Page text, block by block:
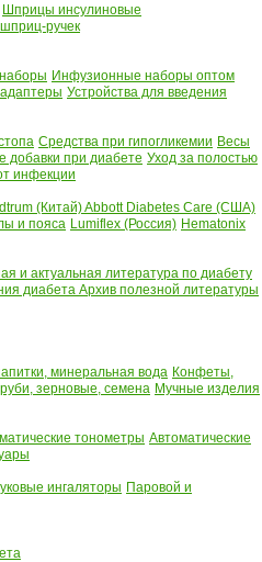
Шприцы инсулиновые
ручек
Инфузионные наборы оптом
Устройства для введения
Средства при гипогликемии Весы
при диабете Уход за полостью
инфекции
(Китай)Abbott Diabetes Care (США)
и пояса Lumiflex (Россия) Hematonix
и актуальная литература по диабету
диабета Архив полезной литературы
минеральная вода Конфеты,
зерновые, семена Мучные изделия
тонометры Автоматические
ингаляторы Паровой и